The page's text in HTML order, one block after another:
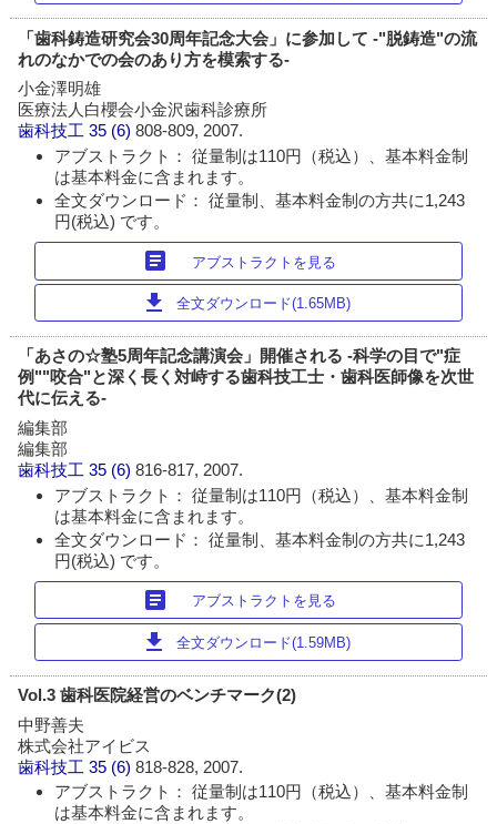
「歯科鋳造研究会30周年記念大会」に参加して -"脱鋳造"の流
れのなかでの会のあり方を模索する-
小金澤明雄
医療法人白櫻会小金沢歯科診療所
歯科技工 35 (6)808-809, 2007.
アブストラクト： 従量制は110円（税込）、基本料金制
は基本料金に含まれます。
全文ダウンロード： 従量制、基本料金制の方共に1,243
円(税込) です。
article アブストラクトを見る
download 全文ダウンロード(1.65MB)
「あさの☆塾5周年記念講演会」開催される -科学の目で"症
例""咬合"と深く長く対峙する歯科技工士・歯科医師像を次世
代に伝える-
編集部
編集部
歯科技工 35 (6)816-817, 2007.
アブストラクト： 従量制は110円（税込）、基本料金制
は基本料金に含まれます。
全文ダウンロード： 従量制、基本料金制の方共に1,243
円(税込) です。
article アブストラクトを見る
download 全文ダウンロード(1.59MB)
Vol.3 歯科医院経営のベンチマーク(2)
中野善夫
株式会社アイビス
歯科技工 35 (6)818-828, 2007.
アブストラクト： 従量制は110円（税込）、基本料金制
は基本料金に含まれます。